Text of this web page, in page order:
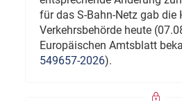
für das S-Bahn-Netz gab die
Verkehrsbehörde heute
Europäischen Amtsblatt
549657-2026).